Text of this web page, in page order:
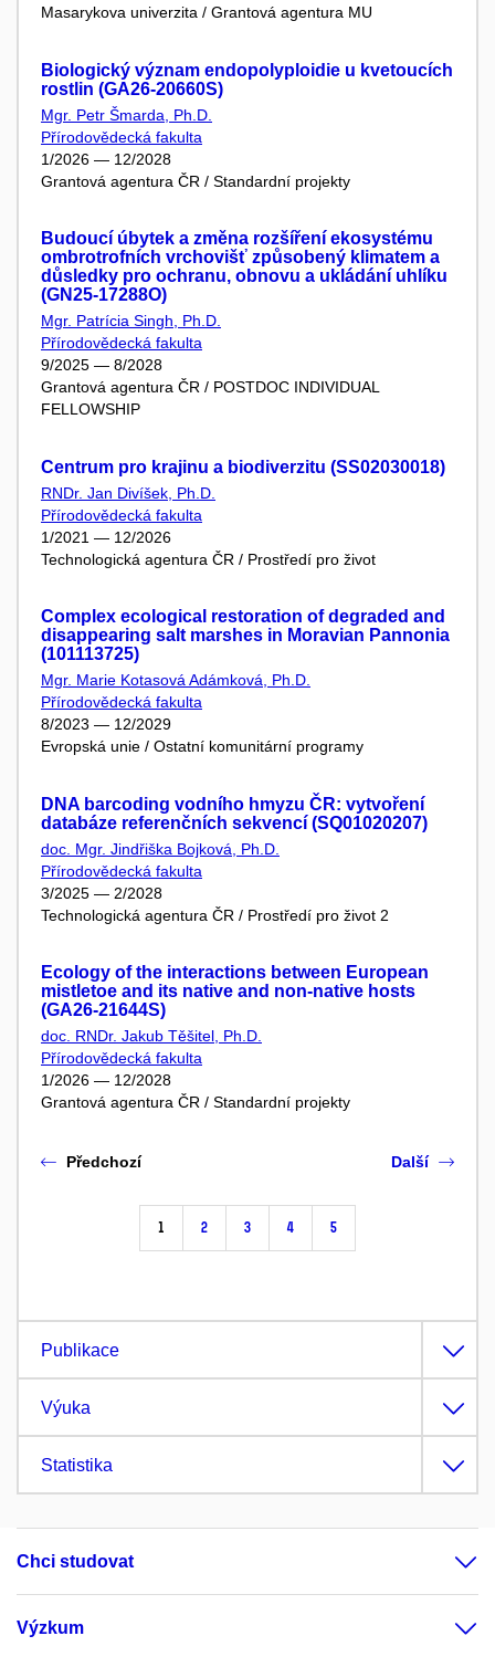
Masarykova univerzita / Grantová agentura MU
Biologický význam endopolyploidie u kvetoucích
rostlin (GA26-20660S)
Mgr. Petr Šmarda, Ph.D.
Přírodovědecká fakulta
1/2026 — 12/2028
Grantová agentura ČR / Standardní projekty
Budoucí úbytek a změna rozšíření ekosystému
ombrotrofních vrchovišť způsobený klimatem a
důsledky pro ochranu, obnovu a ukládání uhlíku
(GN25-17288O)
Mgr. Patrícia Singh, Ph.D.
Přírodovědecká fakulta
9/2025 — 8/2028
Grantová agentura ČR / POSTDOC INDIVIDUAL
FELLOWSHIP
Centrum pro krajinu a biodiverzitu (SS02030018)
RNDr. Jan Divíšek, Ph.D.
Přírodovědecká fakulta
1/2021 — 12/2026
Technologická agentura ČR / Prostředí pro život
Complex ecological restoration of degraded and
disappearing salt marshes in Moravian Pannonia
(101113725)
Mgr. Marie Kotasová Adámková, Ph.D.
Přírodovědecká fakulta
8/2023 — 12/2029
Evropská unie / Ostatní komunitární programy
DNA barcoding vodního hmyzu ČR: vytvoření
databáze referenčních sekvencí (SQ01020207)
doc. Mgr. Jindřiška Bojková, Ph.D.
Přírodovědecká fakulta
3/2025 — 2/2028
Technologická agentura ČR / Prostředí pro život 2
Ecology of the interactions between European
mistletoe and its native and non-native hosts
(GA26-21644S)
doc. RNDr. Jakub Těšitel, Ph.D.
Přírodovědecká fakulta
1/2026 — 12/2028
Grantová agentura ČR / Standardní projekty
Předchozí
1 2 3 4 5
Další
Publikace
Výuka
Statistika
Chci studovat
Výzkum